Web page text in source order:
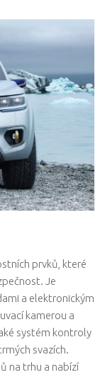
prvků, které
Je
a elektronickým
kamerou a
systém kontroly
svazích.
na trhu a nabízí